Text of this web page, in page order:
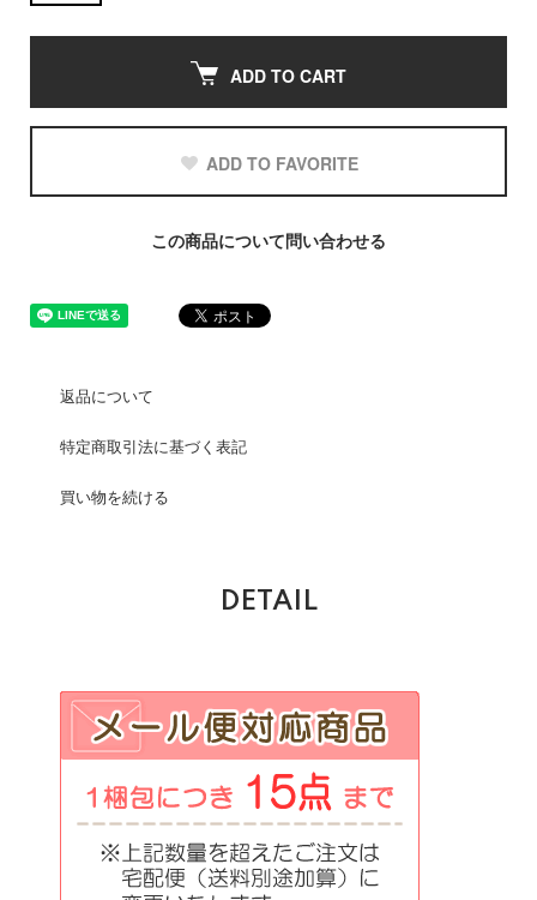
ADD TO CART
ADD TO FAVORITE
この商品について問い合わせる
返品について
特定商取引法に基づく表記
買い物を続ける
DETAIL